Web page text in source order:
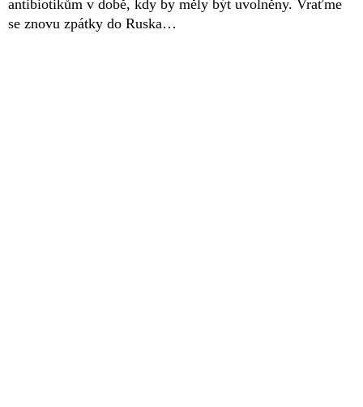
antibiotikům v době, kdy by měly být uvolněny. Vraťme
se znovu zpátky do Ruska…